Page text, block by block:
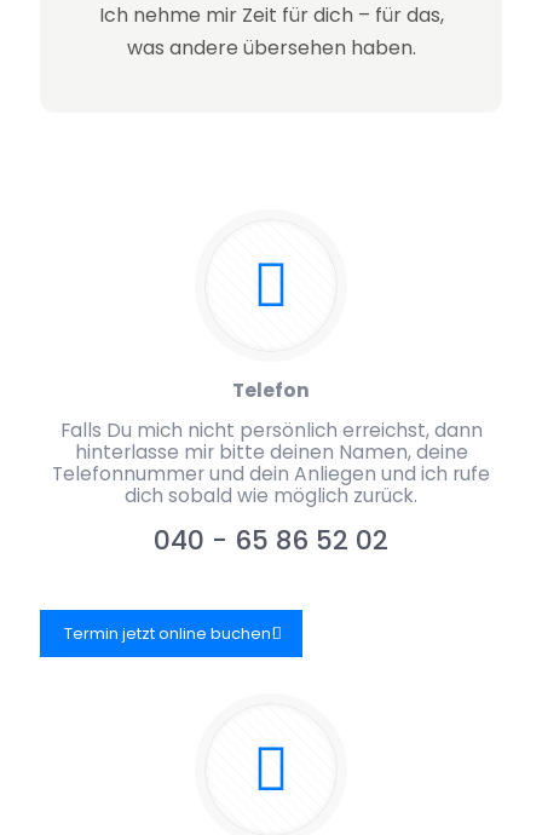
Ich nehme mir Zeit für dich – für das,
was andere übersehen haben.
Telefon
Falls Du mich nicht persönlich erreichst, dann
hinterlasse mir bitte deinen Namen, deine
Telefonnummer und dein Anliegen und ich rufe
dich sobald wie möglich zurück.
040 - 65 86 52 02
Termin jetzt online buchen!